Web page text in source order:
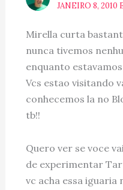
JANEIRO 8, 2010
Mirella curta
nunca tivemos
enquanto
Vcs estao visitando
conhecemos la no
tb!!
Quero ver se voce
de experimentar
vc acha essa